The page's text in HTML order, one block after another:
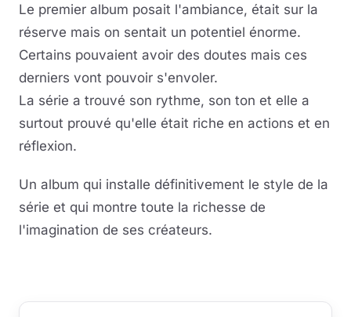
Le premier album posait l'ambiance, était sur la
réserve mais on sentait un potentiel énorme.
Certains pouvaient avoir des doutes mais ces
derniers vont pouvoir s'envoler.
La série a trouvé son rythme, son ton et elle a
surtout prouvé qu'elle était riche en actions et en
réflexion.
Un album qui installe définitivement le style de la
série et qui montre toute la richesse de
l'imagination de ses créateurs.